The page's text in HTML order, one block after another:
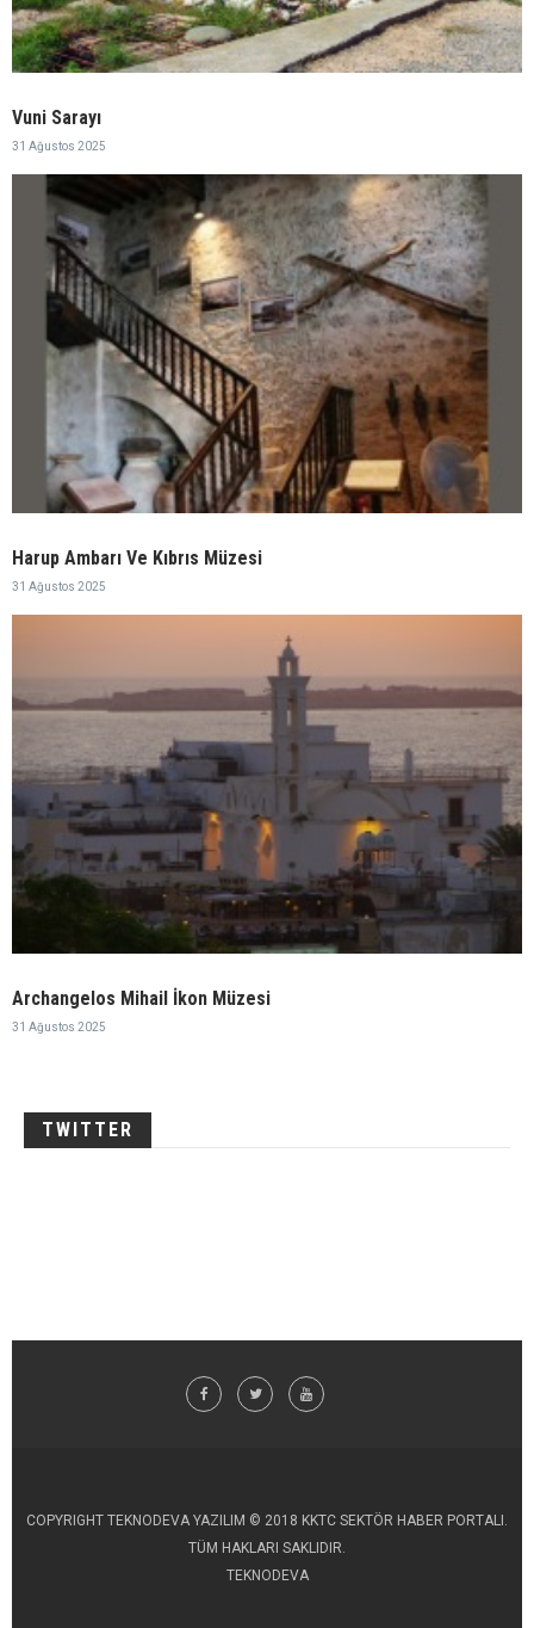
Vuni Sarayı
31 Ağustos 2025
Harup Ambarı Ve Kıbrıs Müzesi
31 Ağustos 2025
Archangelos Mihail İkon Müzesi
31 Ağustos 2025
TWITTER
COPYRIGHT TEKNODEVA YAZILIM © 2018 KKTC SEKTÖR HABER PORTALI.
TÜM HAKLARI SAKLIDIR.
TEKNODEVA